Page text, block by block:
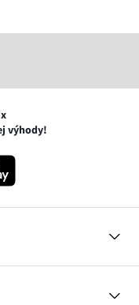
výhody!